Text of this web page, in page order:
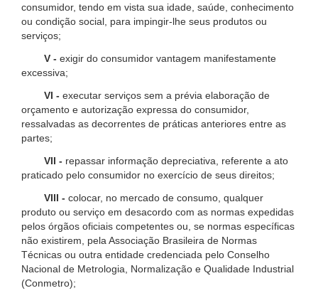
consumidor, tendo em vista sua idade, saúde, conhecimento
ou condição social, para impingir-lhe seus produtos ou
serviços;
V - exigir do consumidor vantagem manifestamente
excessiva;
VI - executar serviços sem a prévia elaboração de
orçamento e autorização expressa do consumidor,
ressalvadas as decorrentes de práticas anteriores entre as
partes;
VII - repassar informação depreciativa, referente a ato
praticado pelo consumidor no exercício de seus direitos;
VIII - colocar, no mercado de consumo, qualquer
produto ou serviço em desacordo com as normas expedidas
pelos órgãos oficiais competentes ou, se normas específicas
não existirem, pela Associação Brasileira de Normas
Técnicas ou outra entidade credenciada pelo Conselho
Nacional de Metrologia, Normalização e Qualidade Industrial
(Conmetro);